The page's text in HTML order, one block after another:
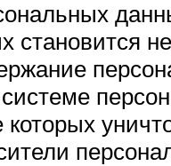
становится
которых